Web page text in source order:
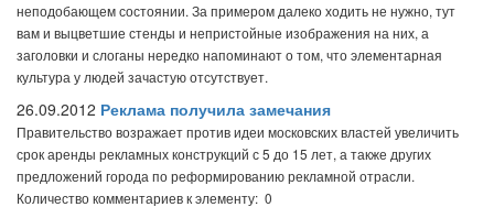
неподобающем состоянии. За примером далеко ходить не нужно, тут
вам и выцветшие стенды и непристойные изображения на них, а
заголовки и слоганы нередко напоминают о том, что элементарная
культура у людей зачастую отсутствует.
26.09.2012 Реклама получила замечания
Правительство возражает против идеи московских властей увеличить
срок аренды рекламных конструкций с 5 до 15 лет, а также других
предложений города по реформированию рекламной отрасли.
Количество комментариев к элементу: 0